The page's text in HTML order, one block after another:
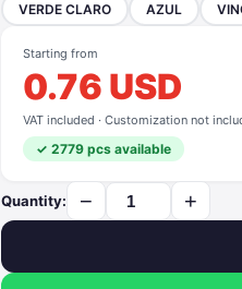
VERDE CLARO AZUL
Starting from
0.76 USD
VAT included · Customization not
✓ 2779 pcs available
Quantity: − +